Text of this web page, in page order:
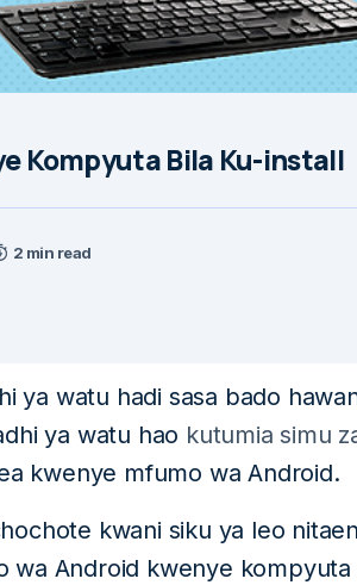
Kompyuta Bila Ku-install
2 min read
ya watu hadi sasa bado
ya watu hao kutumia simu
kwenye mfumo wa Android.
kwani siku ya leo
wa Android kwenye